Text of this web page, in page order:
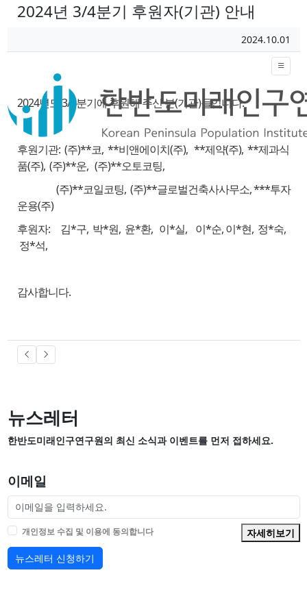
2024년 3/4분기 후원자(기관) 안내
작성일
2024.10.01
본문
2024년도 3/4분기에 후원해 주신 분(기관)들입니다.
후원기관: (주)**코, **비앤에이치(주), **제약(주), **제과식
품(주), (주)**운, (주)**오토코팅,
(주)**코일코팅, (주)**글로벌건축사사무소, ***투자
운용(주)
후원자: 김*구, 박*원, 윤*환, 이*실, 이*순, 이*현, 정*숙,
정*석,
감사합니다.
뉴스레터
한반도미래인구연구원의 최신 소식과 이벤트를 먼저 접하세요.
이메일
개인정보 수집 및 이용에 동의합니다
자세히보기
뉴스레터 신청하기